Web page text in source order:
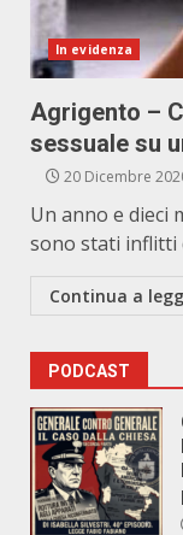
In evidenza
Agrigento –
sessuale su
20 Dicembre
Un anno e dieci
sono stati inflitti
Continua a
PODCAST